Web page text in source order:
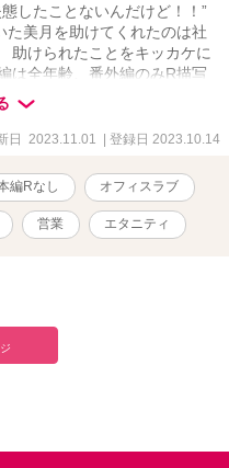
したことないんだけど！！”
た美月を助けてくれたのは社
助けられたことをキッカケに
全年齢、番外編のみR描写
でも投稿しております。
日 2023.11.01 | 登録日 2023.10.14
編Rなし オフィスラブ
営業 エタニティ